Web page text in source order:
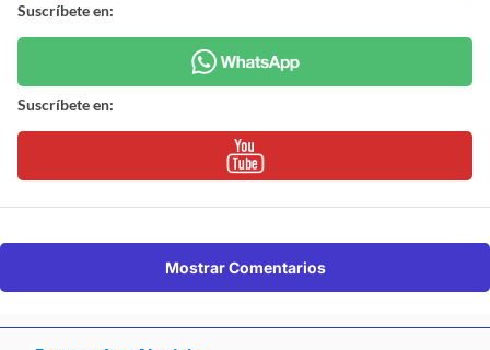
Suscríbete en:
Suscríbete en:
Mostrar Comentarios